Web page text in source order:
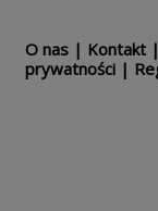
O nas| Kontakt|
prywatności|